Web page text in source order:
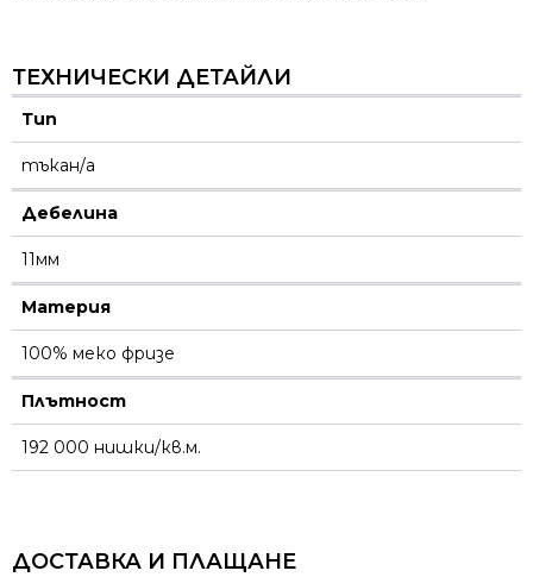
ТЕХНИЧЕСКИ ДЕТАЙЛИ
Тип
тъкан/а
Дебелина
11мм
Материя
100% меко фризе
Плътност
192 000 нишки/кв.м.
ДОСТАВКА И ПЛАЩАНЕ